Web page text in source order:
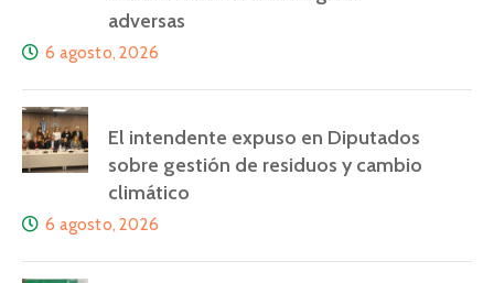
adversas
6 agosto, 2026
El intendente expuso en Diputados
sobre gestión de residuos y cambio
climático
6 agosto, 2026